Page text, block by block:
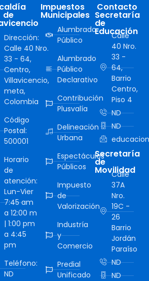
de
Dirección:
Calle 40 Nro.
33 - 64,
Centro,
Villavicencio,
meta,
Colombia
Código
Postal:
500001
Horario
de
atención:
Lun-Vier
7:45 am
a 12:00 m
| 1:00 pm
a 4:45
pm
Teléfono:
ND
Impuestos
Municipales
Alumbrado
Público
Alumbrado
Público
Declarativo
Contribución
Plusvalía
Delineación
Urbana
Espectáculos
Públicos
Impuesto
de
Valorización
Industría
y
Comercio
Predial
Unificado
Contacto
Secretaría
de
Educación
Calle
40 Nro.
33 -
64,
Barrio
Centro,
Piso 4
ND
ND
Secretaría
de
Movilidad
Calle
37A
Nro.
19C -
26
Barrio
Jordán
Paraíso
ND
ND